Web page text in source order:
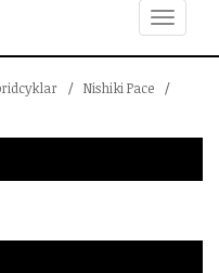
Toggle
navigation
/ Nishiki Pace
/